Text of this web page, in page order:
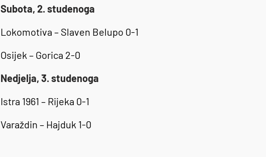
Subota, 2. studenoga
Lokomotiva – Slaven Belupo 0-1
Osijek – Gorica 2-0
Nedjelja, 3. studenoga
Istra 1961 – Rijeka 0-1
Varaždin – Hajduk 1-0